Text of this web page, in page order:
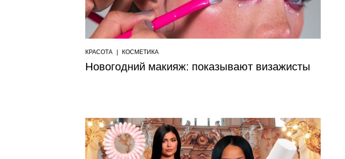
КРАСОТА КОСМЕТИКА
Новогодний макияж: показывают визажисты